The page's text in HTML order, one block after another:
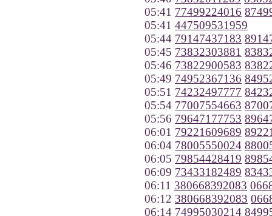
05:41 77499224016
05:41 447509531959
05:44 79147437183
05:45 73832303881
05:46 73822900583
05:49 74952367136
05:51 74232497777
05:54 77007554663
05:56 79647177753
06:01 79221609689
06:04 78005550024
06:05 79854428419
06:09 73433182489
06:11 380668392083
06:12 380668392083
06:14 74995030214